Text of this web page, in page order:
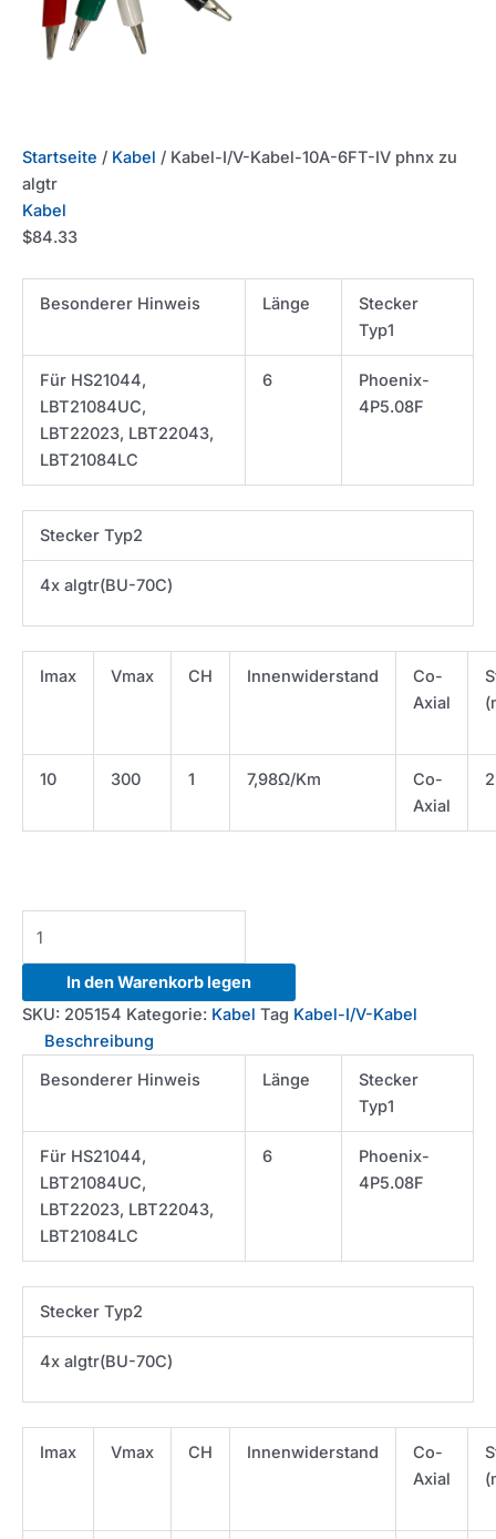
Startseite / Kabel / Kabel-I/V-Kabel-10A-6FT-IV phnx zu
algtr
Kabel
$84.33
Besonderer Hinweis Länge
Stecker
Typ1
Für HS21044,
LBT21084UC,
LBT22023, LBT22043,
LBT21084LC
6
Phoenix-
4P5.08F
Stecker Typ2
4x algtr(BU-70C)
Imax Vmax CH Innenwiderstand
Co-
Axial
10 300 1 7,98Ω/Km
Co-
Axial
I/V
Cable-
10A-
IV
phnx
algtr
Menge
In den Warenkorb legen
SKU: 205154 Kategorie: Kabel Tag Kabel-I/V-Kabel
Beschreibung
Besonderer Hinweis
Länge
Stecker
Typ1
Für HS21044,
LBT21084UC,
LBT22023, LBT22043,
LBT21084LC
6
Phoenix-
4P5.08F
Stecker Typ2
4x algtr(BU-70C)
Imax Vmax CH Innenwiderstand
Co-
Axial